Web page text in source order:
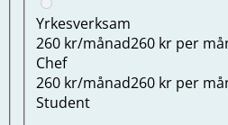
Yrkesverksam
260 kr/månad260 kr per
Chef
260 kr/månad260 kr per
Student